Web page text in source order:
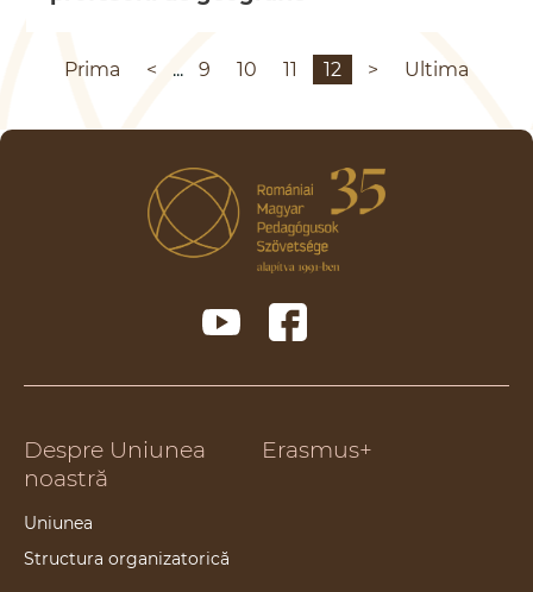
Prima < ... 9 10 11 12 > Ultima
Despre Uniunea
noastră
Uniunea
Structura organizatorică
Erasmus+